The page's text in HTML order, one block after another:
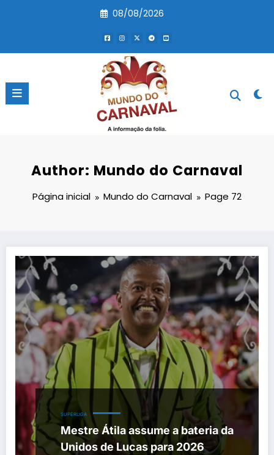
08/08/2026
Author: Mundo do Carnaval
Página inicial Mundo do Carnaval Page 72
SUPERLIGA
Mestre Átila assume a bateria da
Unidos de Lucas para 2026